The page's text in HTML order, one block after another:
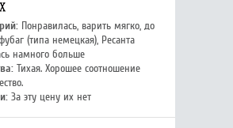
Понравилась, варить мягко, до
(типа немецкая), Ресанта
намного больше
Тихая. Хорошее соотношение
За эту цену их нет